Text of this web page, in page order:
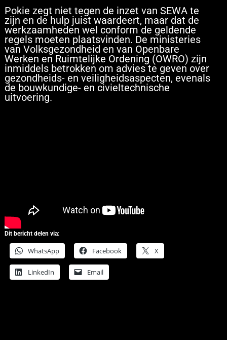
Pokie zegt niet tegen de inzet van SEWA te
zijn en de hulp juist waardeert, maar dat de
werkzaamheden wel conform de geldende
regels moeten plaatsvinden. De ministeries
van Volksgezondheid en van Openbare
Werken en Ruimtelijke Ordening (OWRO) zijn
inmiddels betrokken om advies te geven over
gezondheids- en veiligheidsaspecten, evenals
de bouwkundige- en civieltechnische
uitvoering.
Dit bericht delen via:
WhatsApp Facebook X
LinkedIn Email